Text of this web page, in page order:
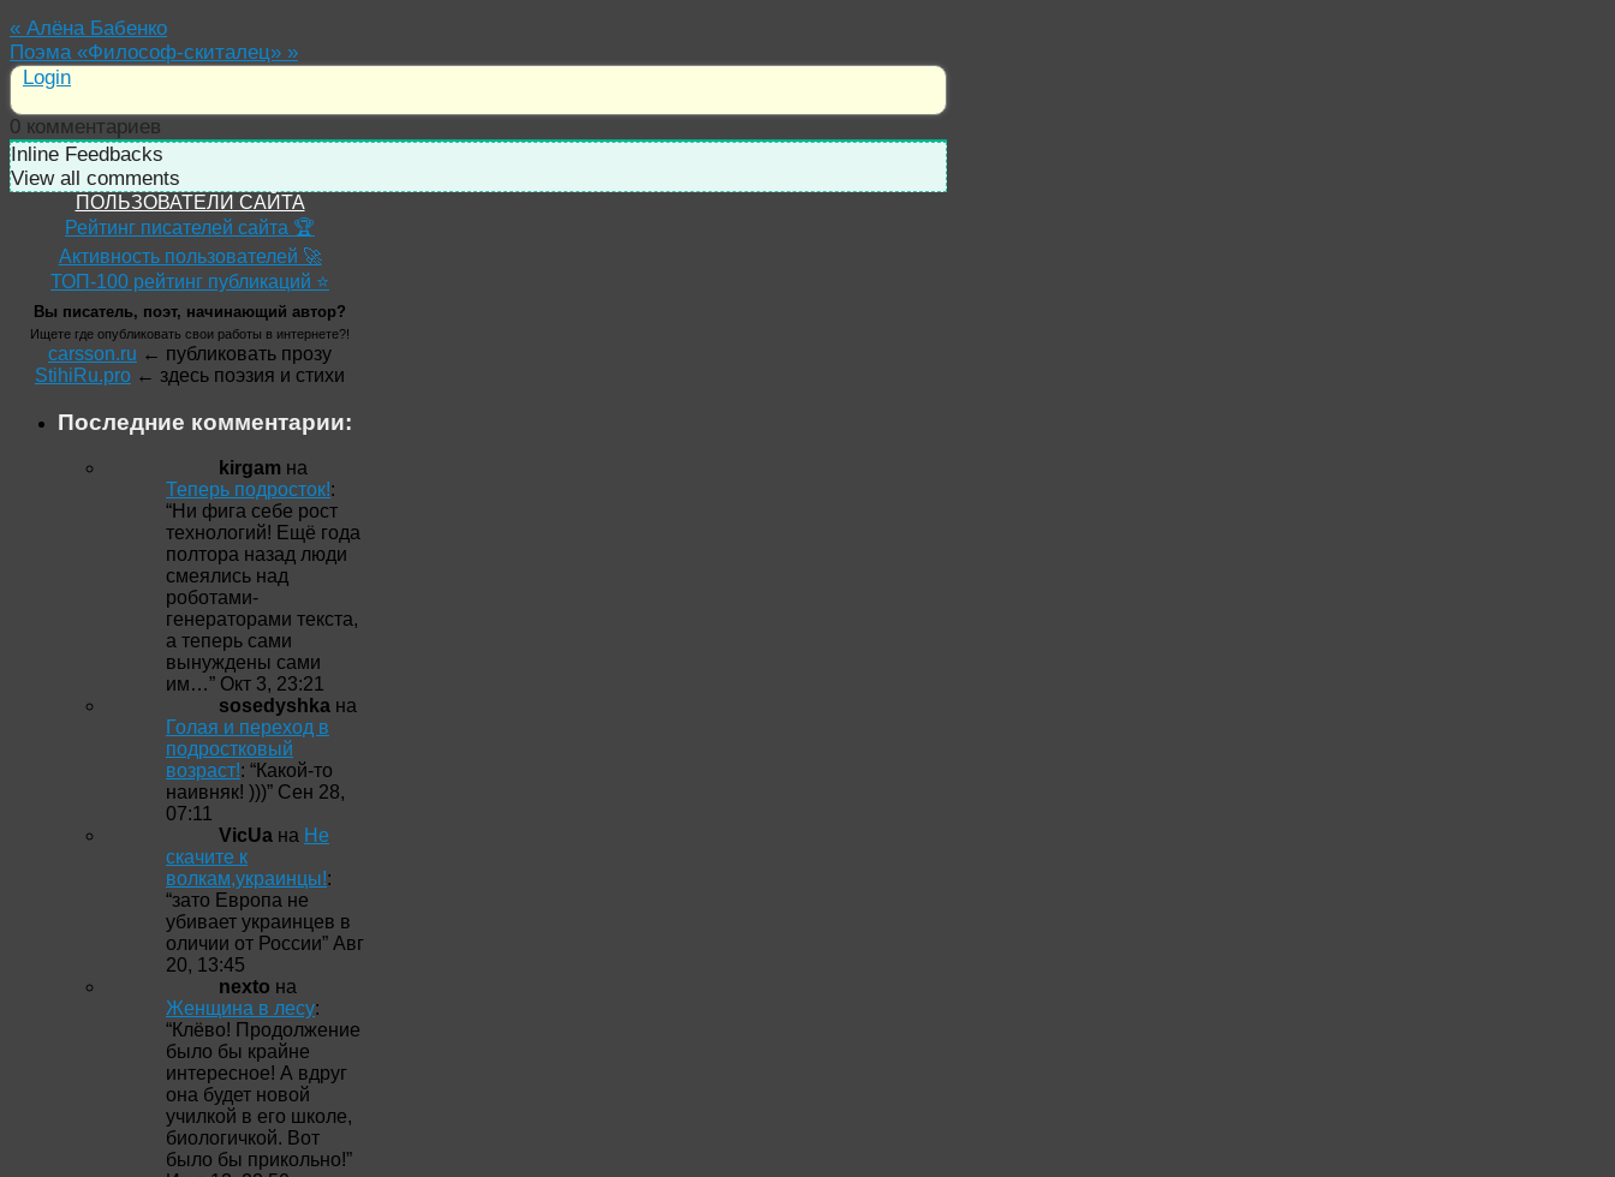
« Алёна Бабенко
Поэма «Философ-скиталец» »
Login
0 комментариев
Inline Feedbacks
View all comments
ПОЛЬЗОВАТЕЛИ САЙТА
Рейтинг писателей сайта 🏆
Активность пользователей 🚀
ТОП-100 рейтинг публикаций ⭐
Вы писатель, поэт, начинающий автор?
Ищете где опубликовать свои работы в интернете?!
carsson.ru ← публиковать прозу
StihiRu.pro ← здесь поэзия и стихи
Последние комментарии:
kirgam на
Теперь подросток!:
“Ни фига себе рост
технологий! Ещё года
полтора назад люди
смеялись над
роботами-
генераторами текста,
а теперь сами
вынуждены сами
им…” Окт 3, 23:21
sosedyshka на
Голая и переход в
подростковый
возраст!: “Какой-то
наивняк! )))” Сен 28,
07:11
VicUa на Не
скачите к
волкам,украинцы!:
“зато Европа не
убивает украинцев в
оличии от России” Авг
20, 13:45
nexto на
Женщина в лесу:
“Клёво! Продолжение
было бы крайне
интересное! А вдруг
она будет новой
училкой в его школе,
биологичкой. Вот
было бы прикольно!”